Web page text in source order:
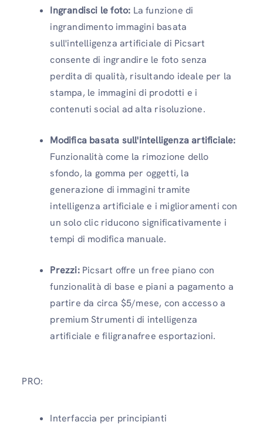
Ingrandisci le foto: La funzione di
ingrandimento immagini basata
sull'intelligenza artificiale di Picsart
consente di ingrandire le foto senza
perdita di qualità, risultando ideale per la
stampa, le immagini di prodotti e i
contenuti social ad alta risoluzione.
Modifica basata sull'intelligenza artificiale:
Funzionalità come la rimozione dello
sfondo, la gomma per oggetti, la
generazione di immagini tramite
intelligenza artificiale e i miglioramenti con
un solo clic riducono significativamente i
tempi di modifica manuale.
Prezzi:Picsart offre un free piano con
funzionalità di base e piani a pagamento a
partire da circa $5/mese, con accesso a
premium Strumenti di intelligenza
artificiale e filigranafree esportazioni.
PRO:
Interfaccia per principianti